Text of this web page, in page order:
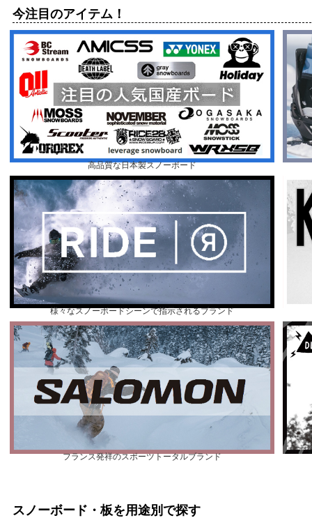
今注目のアイテム！
高品質な日本製スノーボード
様々なスノーボードシーンで指示されるブランド
フランス発祥のスポーツトータルブランド
スノーボード・板を用途別で探す